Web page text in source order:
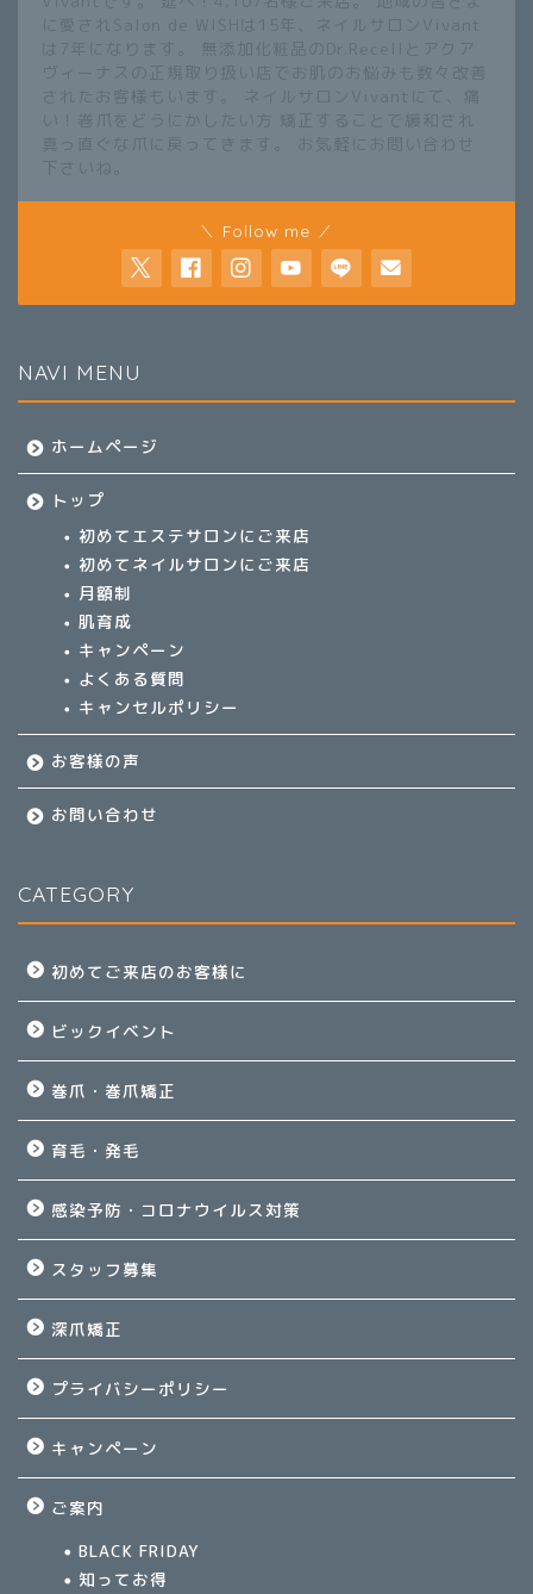
に愛されSalon de WISHは15年、ネイルサロンVivant
は7年になります。 無添加化粧品のDr.Recellとアクア
ヴィーナスの正規取り扱い店でお肌のお悩みも数々改善
されたお客様もいます。 ネイルサロンVivantにて、痛
い！巻爪をどうにかしたい方 矯正することで緩和され
真っ直ぐな爪に戻ってきます。 お気軽にお問い合わせ
下さいね。
＼ Follow me ／
NAVI MENU
ホームページ
トップ
初めてエステサロンにご来店
初めてネイルサロンにご来店
月額制
肌育成
キャンペーン
よくある質問
キャンセルポリシー
お客様の声
お問い合わせ
CATEGORY
初めてご来店のお客様に
ビックイベント
巻爪・巻爪矯正
育毛・発毛
感染予防・コロナウイルス対策
スタッフ募集
深爪矯正
プライバシーポリシー
キャンペーン
ご案内
BLACK FRIDAY
知ってお得